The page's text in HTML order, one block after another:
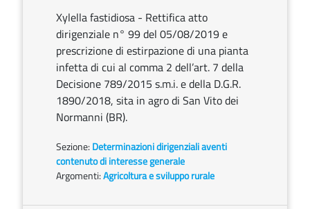
Xylella fastidiosa - Rettifica atto
dirigenziale n° 99 del 05/08/2019 e
prescrizione di estirpazione di una pianta
infetta di cui al comma 2 dell’art. 7 della
Decisione 789/2015 s.m.i. e della D.G.R.
1890/2018, sita in agro di San Vito dei
Normanni (BR).
Sezione: Determinazioni dirigenziali aventi
contenuto di interesse generale
Argomenti:Agricoltura e sviluppo rurale